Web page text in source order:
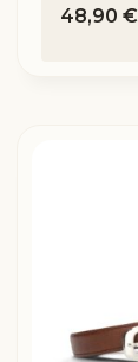
48,90€